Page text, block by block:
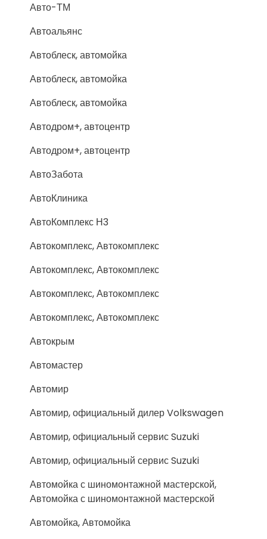
Авто-ТМ
Автоальянс
Автоблеск, автомойка
Автоблеск, автомойка
Автоблеск, автомойка
Автодром+, автоцентр
Автодром+, автоцентр
АвтоЗабота
АвтоКлиника
АвтоКомплекс Н3
Автокомплекс, Автокомплекс
Автокомплекс, Автокомплекс
Автокомплекс, Автокомплекс
Автокомплекс, Автокомплекс
Автокрым
Автомастер
Автомир
Автомир, официальный дилер Volkswagen
Автомир, официальный сервис Suzuki
Автомир, официальный сервис Suzuki
Автомойка с шиномонтажной мастерской,
Автомойка с шиномонтажной мастерской
Автомойка, Автомойка